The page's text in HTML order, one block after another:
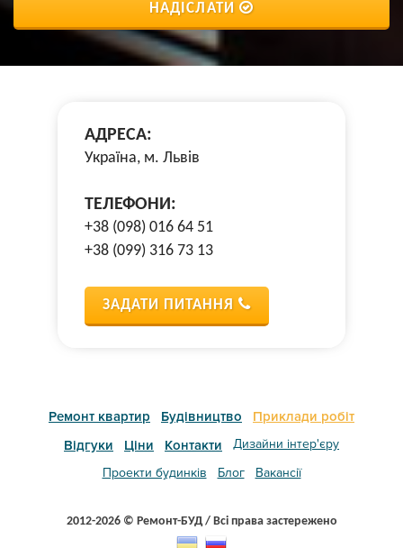
НАДІСЛАТИ
АДРЕСА:
Україна, м. Львів
ТЕЛЕФОНИ:
+38 (098) 016 64 51
+38 (099) 316 73 13
ЗАДАТИ ПИТАННЯ
Ремонт квартир Будівництво
Приклади робіт
Відгуки
Ціни Контакти
Дизайни інтер'єру
Проекти будинків
Блог Вакансії
2012-2026 © Ремонт-БУД / Всі права застережено